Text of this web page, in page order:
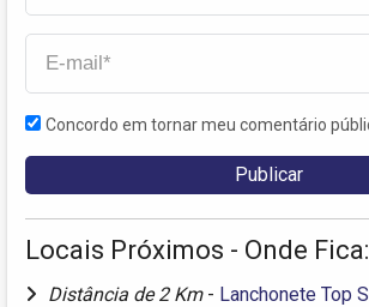
Concordo em tornar meu comentário
Locais Próximos - Onde Fica:
Distância de 2 Km - Lanchonete Top